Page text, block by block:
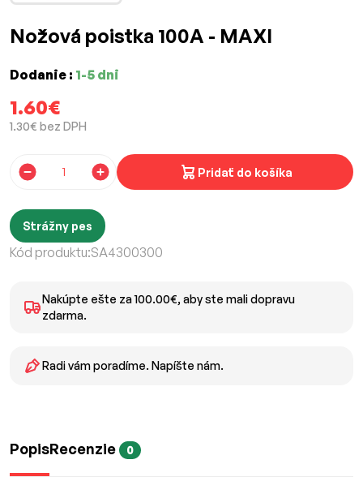
Nožová poistka 100A - MAXI
Dodanie : 1-5 dni
1.60€
1.30€ bez DPH
Pridať do košíka
Strážny pes
Kód produktu:SA4300300
Nakúpte ešte za 100.00€, aby ste mali dopravu
zdarma.
Radi vám poradíme. Napíšte nám.
PopisRecenzie 0